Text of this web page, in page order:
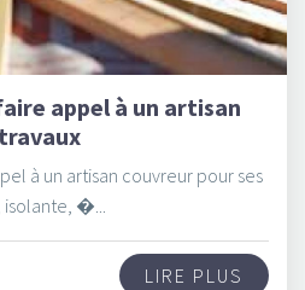
appel à un artisan
à un artisan couvreur pour ses
isolante, �...
LIRE PLUS